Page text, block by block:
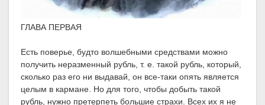
ГЛАВА ПЕРВАЯ
Есть поверье, будто волшебными средствами можно
получить неразменный рубль, т. е. такой рубль, который,
сколько раз его ни выдавай, он все-таки опять является
целым в кармане. Но для того, чтобы добыть такой
рубль, нужно претерпеть большие страхи. Всех их я не